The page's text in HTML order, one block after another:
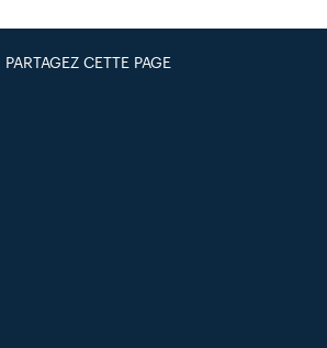
PARTAGEZ CETTE PAGE